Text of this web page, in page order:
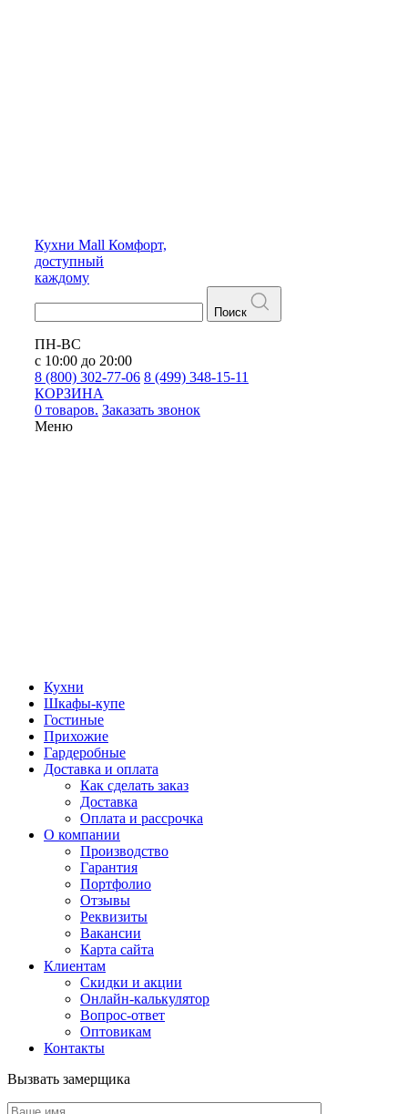
Кухни Mall Комфорт,
доступный
каждому
Поиск
ПН-ВС
с 10:00 до 20:00
8 (800) 302-77-06 8 (499) 348-15-11
КОРЗИНА
0 товаров. Заказать звонок
Меню
Кухни
Шкафы-купе
Гостиные
Прихожие
Гардеробные
Доставка и оплата
Как сделать заказ
Доставка
Оплата и рассрочка
О компании
Производство
Гарантия
Портфолио
Отзывы
Реквизиты
Вакансии
Карта сайта
Клиентам
Скидки и акции
Онлайн-калькулятор
Вопрос-ответ
Оптовикам
Контакты
Вызвать замерщика